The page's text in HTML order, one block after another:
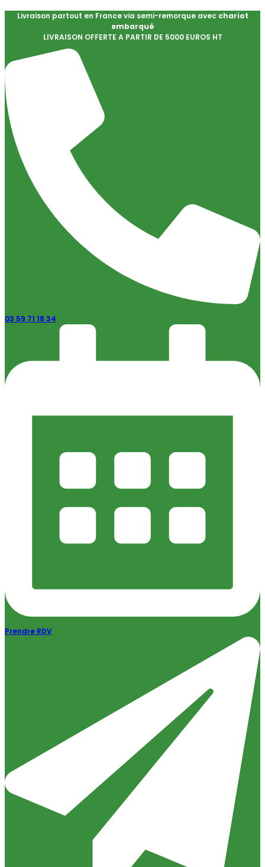
Livraison partout en France via semi-remorque avec chariot
embarqué
LIVRAISON OFFERTE A PARTIR DE 5000 EUROS HT
03 59 71 18 34
Prendre RDV